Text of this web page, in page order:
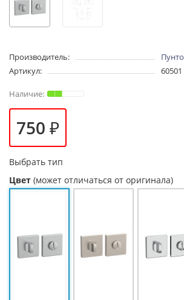
Производитель:
Пунто
Артикул:
60501
750 ₽
Выбрать тип
Цвет (может отличаться от оригинала)